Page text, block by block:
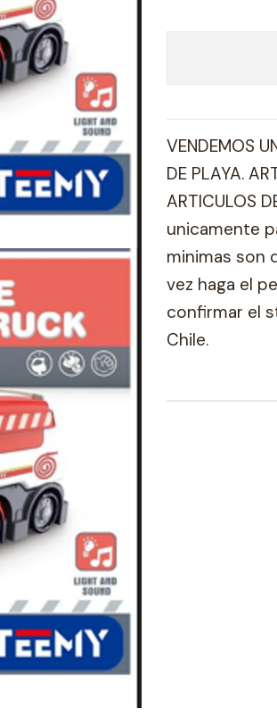
VENDEMOS
DE PLAYA.
ARTICULOS
unicamente
minimas son
vez haga el
confirmar el
Chile.